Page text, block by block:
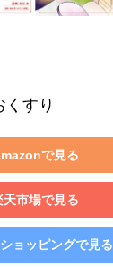
くすり
で見る
天市場で見る
ョッピングで見る